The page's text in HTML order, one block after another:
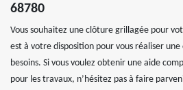
68780
Vous souhaitez une clôture grillagée pour
est à votre disposition pour vous réaliser
besoins. Si vous voulez obtenir une aide
pour les travaux, n’hésitez pas à faire